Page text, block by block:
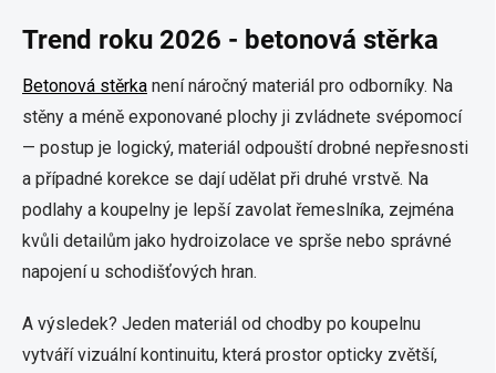
Trend roku 2026 - betonová stěrka
Betonová stěrka není náročný materiál pro odborníky. Na
stěny a méně exponované plochy ji zvládnete svépomocí
— postup je logický, materiál odpouští drobné nepřesnosti
a případné korekce se dají udělat při druhé vrstvě. Na
podlahy a koupelny je lepší zavolat řemeslníka, zejména
kvůli detailům jako hydroizolace ve sprše nebo správné
napojení u schodišťových hran.
A výsledek? Jeden materiál od chodby po koupelnu
vytváří vizuální kontinuitu, která prostor opticky zvětší,